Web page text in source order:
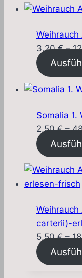
Weihrauch
3,20€ –
Somalia 1.
2,50€ –
carterii)-
5,50€ –